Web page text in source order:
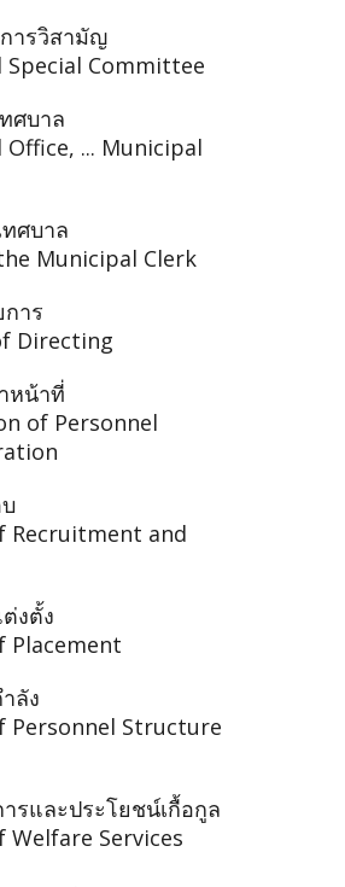
ารวิสามัญ
Special Committee
ศบาล
... Municipal
ศบาล
Municipal Clerk
าร
Directing
หน้าที่
of Personnel
Recruitment and
งตั้ง
Placement
ลัง
Personnel Structure
รและประโยชน์เกื้อกูล
Welfare Services